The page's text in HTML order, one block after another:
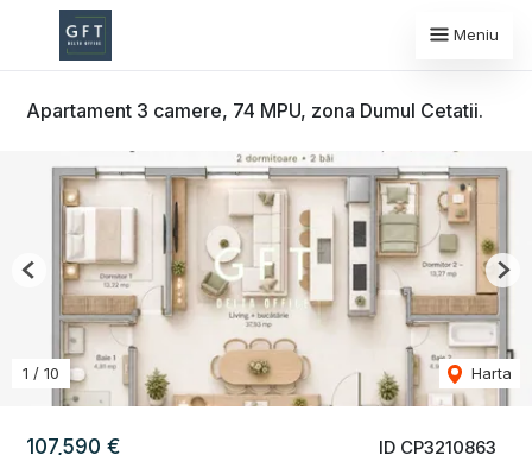
Meniu
Apartament 3 camere, 74 MPU, zona Dumul Cetatii.
ID CP3210863
107,590 €
1 / 10 Harta
Previous